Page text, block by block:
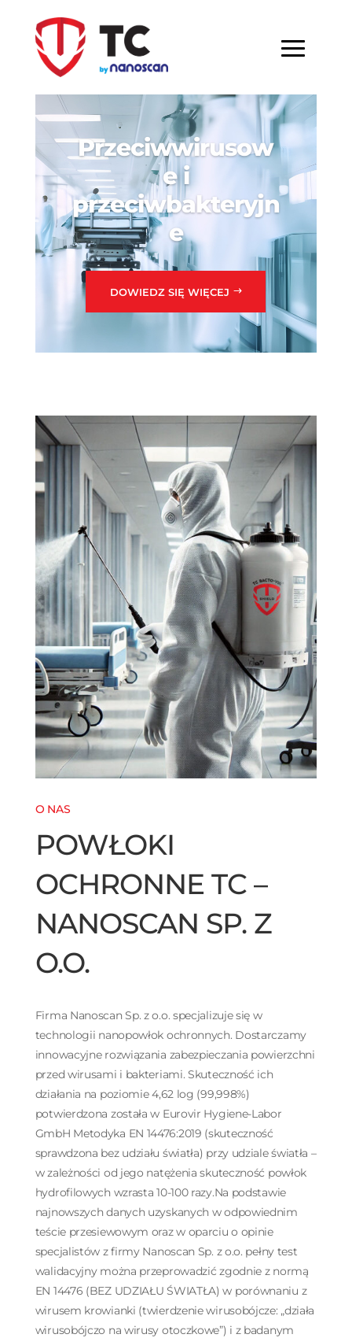
Przeciwwirusow
e i
przeciwbakteryjn
e
DOWIEDZ SIĘ WIĘCEJ
O NAS
POWŁOKI
OCHRONNE TC –
NANOSCAN SP. Z
O.O.
Firma Nanoscan Sp. z o.o. specjalizuje się w
technologii nanopowłok ochronnych. Dostarczamy
innowacyjne rozwiązania zabezpieczania powierzchni
przed wirusami i bakteriami. Skuteczność ich
działania na poziomie 4,62 log (99,998%)
potwierdzona została w Eurovir Hygiene-Labor
GmbH Metodyka EN 14476:2019 (skuteczność
sprawdzona bez udziału światła) przy udziale światła –
w zależności od jego natężenia skuteczność powłok
hydrofilowych wzrasta 10-100 razy.Na podstawie
najnowszych danych uzyskanych w odpowiednim
teście przesiewowym oraz w oparciu o opinie
specjalistów z firmy Nanoscan Sp. z o.o. pełny test
walidacyjny można przeprowadzić zgodnie z normą
EN 14476 (BEZ UDZIAŁU ŚWIATŁA) w porównaniu z
wirusem krowianki (twierdzenie wirusobójcze: „działa
wirusobójczo na wirusy otoczkowe”) i z badanym